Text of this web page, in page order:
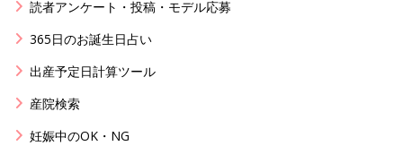
読者アンケート・投稿・モデル応募
365日のお誕生日占い
出産予定日計算ツール
産院検索
妊娠中のOK・NG